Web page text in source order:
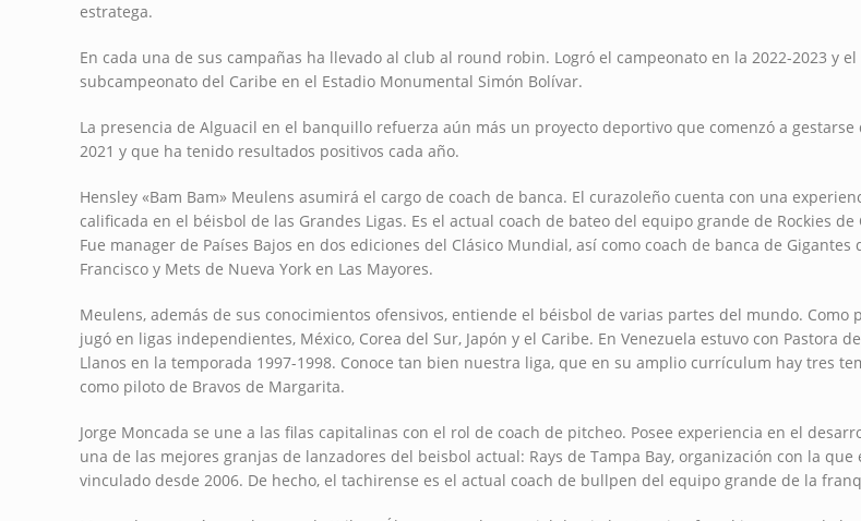
estratega.
En cada una de sus campañas ha llevado al club al round robin. Logró el campeonato en la 2022-2023 y el
subcampeonato del Caribe en el Estadio Monumental Simón Bolívar.
La presencia de Alguacil en el banquillo refuerza aún más un proyecto deportivo que comenzó a gestarse
2021 y que ha tenido resultados positivos cada año.
Hensley «Bam Bam» Meulens asumirá el cargo de coach de banca. El curazoleño cuenta con una
calificada en el béisbol de las Grandes Ligas. Es el actual coach de bateo del equipo grande de Rockies de
Fue manager de Países Bajos en dos ediciones del Clásico Mundial, así como coach de banca de Gigantes
Francisco y Mets de Nueva York en Las Mayores.
Meulens, además de sus conocimientos ofensivos, entiende el béisbol de varias partes del mundo. Como
jugó en ligas independientes, México, Corea del Sur, Japón y el Caribe. En Venezuela estuvo con Pastora
Llanos en la temporada 1997-1998. Conoce tan bien nuestra liga, que en su amplio currículum hay tres
como piloto de Bravos de Margarita.
Jorge Moncada se une a las filas capitalinas con el rol de coach de pitcheo. Posee experiencia en el
una de las mejores granjas de lanzadores del beisbol actual: Rays de Tampa Bay, organización con la que
vinculado desde 2006. De hecho, el tachirense es el actual coach de bullpen del equipo grande de la